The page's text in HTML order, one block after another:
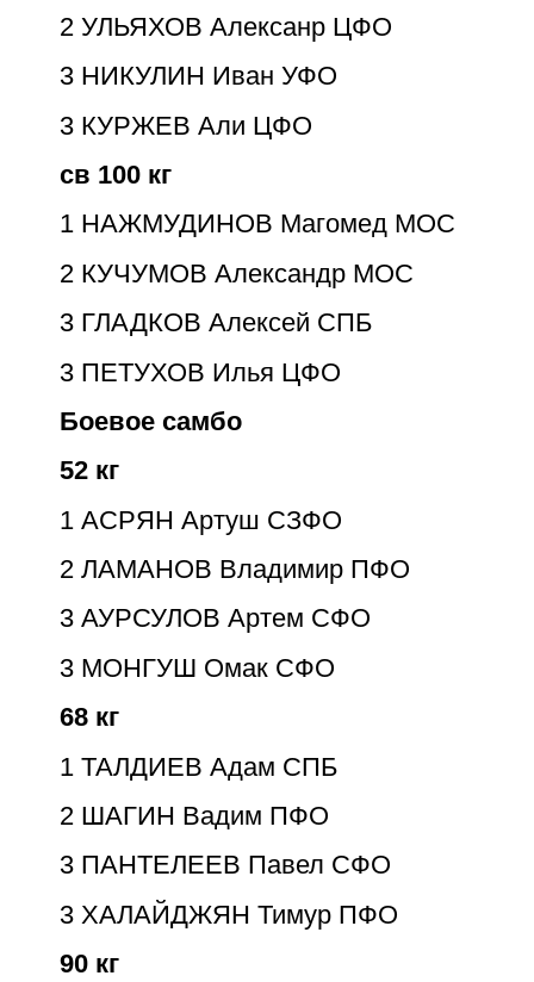
2 УЛЬЯХОВ Алексанр ЦФО
3 НИКУЛИН Иван УФО
3 КУРЖЕВ Али ЦФО
св 100 кг
1 НАЖМУДИНОВ Магомед МОС
2 КУЧУМОВ Александр МОС
3 ГЛАДКОВ Алексей СПБ
3 ПЕТУХОВ Илья ЦФО
Боевое самбо
52 кг
1 АСРЯН Артуш СЗФО
2 ЛАМАНОВ Владимир ПФО
3 АУРСУЛОВ Артем СФО
3 МОНГУШ Омак СФО
68 кг
1 ТАЛДИЕВ Адам СПБ
2 ШАГИН Вадим ПФО
3 ПАНТЕЛЕЕВ Павел СФО
3 ХАЛАЙДЖЯН Тимур ПФО
90 кг